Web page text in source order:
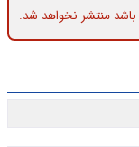
باشد منتشر نخواهد شد.